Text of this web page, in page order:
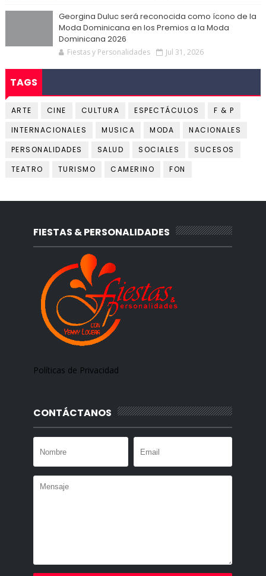
Georgina Duluc será reconocida como ícono de la
Moda Dominicana en los Premios a la Moda
Dominicana 2026
Fiestas y Personalidades Jul 31, 2026
TAGS
ARTE CINE CULTURA ESPECTÁCULOS
F & P
INTERNACIONALES
MUSICA MODA
NACIONALES
PERSONALIDADES
SALUD SOCIALES
SUCESOS
TEATRO
TURISMO CAMERINO FON
FIESTAS & PERSONALIDADES
Políticas de Privacidad
CONTÁCTANOS